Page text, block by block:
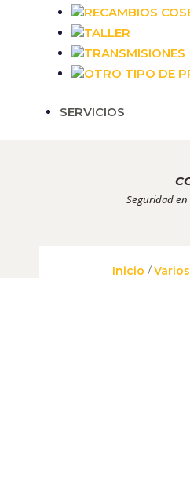
RECAMBIOS
TALLER
TRANSMISIONES
OTRO TIPO DE
SERVICIOS
Seguridad
Inicio /